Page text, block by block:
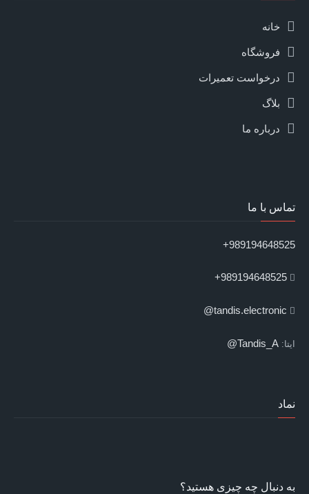
خانه
فروشگاه
درخواست تعمیرات
بلاگ
درباره ما
تماس با ما
989194648525+
989194648525+
tandis.electronic@
ایتا: Tandis_A@
نماد
به دنبال چه چیزی هستید؟